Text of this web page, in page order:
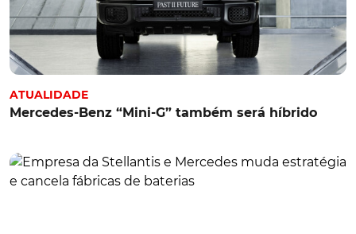
ATUALIDADE
Mercedes-Benz “Mini-G” também será híbrido